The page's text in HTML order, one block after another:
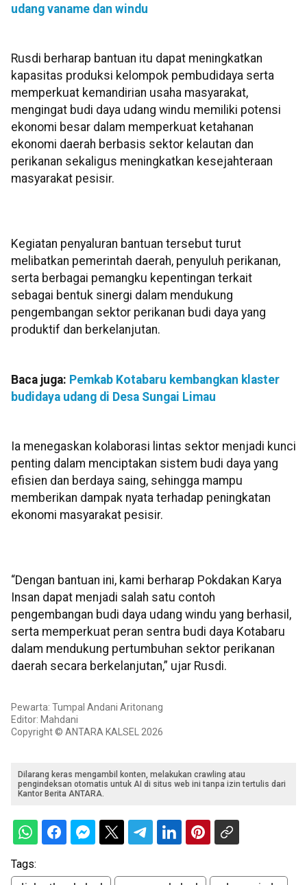
udang vaname dan windu
Rusdi berharap bantuan itu dapat meningkatkan
kapasitas produksi kelompok pembudidaya serta
memperkuat kemandirian usaha masyarakat,
mengingat budi daya udang windu memiliki potensi
ekonomi besar dalam memperkuat ketahanan
ekonomi daerah berbasis sektor kelautan dan
perikanan sekaligus meningkatkan kesejahteraan
masyarakat pesisir.
Kegiatan penyaluran bantuan tersebut turut
melibatkan pemerintah daerah, penyuluh perikanan,
serta berbagai pemangku kepentingan terkait
sebagai bentuk sinergi dalam mendukung
pengembangan sektor perikanan budi daya yang
produktif dan berkelanjutan.
Baca juga: Pemkab Kotabaru kembangkan klaster
budidaya udang di Desa Sungai Limau
Ia menegaskan kolaborasi lintas sektor menjadi kunci
penting dalam menciptakan sistem budi daya yang
efisien dan berdaya saing, sehingga mampu
memberikan dampak nyata terhadap peningkatan
ekonomi masyarakat pesisir.
“Dengan bantuan ini, kami berharap Pokdakan Karya
Insan dapat menjadi salah satu contoh
pengembangan budi daya udang windu yang berhasil,
serta memperkuat peran sentra budi daya Kotabaru
dalam mendukung pertumbuhan sektor perikanan
daerah secara berkelanjutan,” ujar Rusdi.
Pewarta: Tumpal Andani Aritonang
Editor: Mahdani
Copyright © ANTARA KALSEL 2026
Dilarang keras mengambil konten, melakukan crawling atau
pengindeksan otomatis untuk AI di situs web ini tanpa izin tertulis dari
Kantor Berita ANTARA.
Tags: